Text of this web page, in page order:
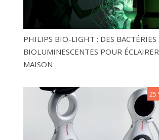
PHILIPS BIO-LIGHT : DES BACTÉRIES
BIOLUMINESCENTES POUR
MAISON
25